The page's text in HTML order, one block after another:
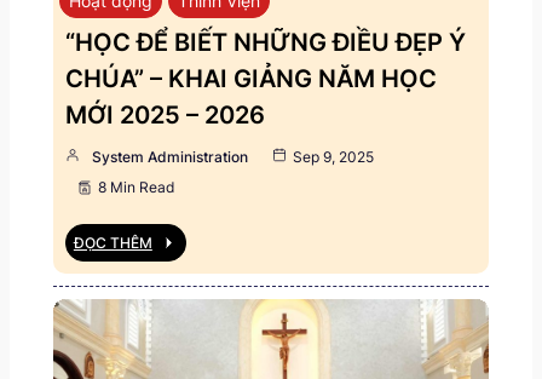
“HỌC ĐỂ BIẾT NHỮNG ĐIỀU ĐẸP Ý
CHÚA” – KHAI GIẢNG NĂM HỌC
MỚI 2025 – 2026
System Administration
Sep 9, 2025
8 Min Read
ĐỌC THÊM